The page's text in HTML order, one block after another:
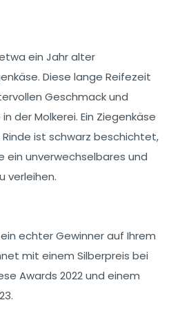
ein Jahr alter
Diese lange Reifezeit
Geschmack und
der Molkerei. Ein Ziegenkäse
ist schwarz beschichtet,
ein unverwechselbares und
verleihen.
echter Gewinner auf Ihrem
mit einem Silberpreis bei
Awards 2022 und einem